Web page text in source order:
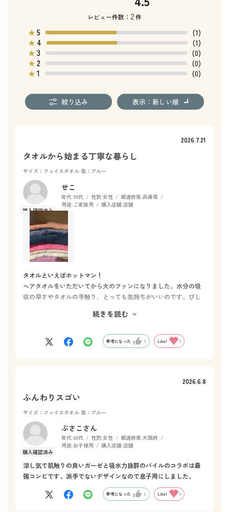
レビュー件数： 2件
★5
(1)
★ 4
(1)
★3
(0)
★2
(0)
★1 (0)
絞り込み 表示：新しい順
2026.7.21
タオルから始まる丁寧な暮らし
サイズ：フェイスタオル 色：ブルー
せこ
年代:50代 性別:女性 都道府県:兵庫県
用途: ご家族用 購入店舗:店舗
タオルといえばホットマン！
ヘアタオルをいただいてから大のファンになりました。水分の吸
収の早さやタオルの手触り、とっても気持ちがいいのです。びし
ますし、フェイスタオルといえどもヘアタオルの代わりにも問題
ンです。年間通して、季節に合わせて限定カラーや1秒タオル以外
にもガーゼが表側のタオルが出たり、行く度に買いたくなりま
続きを読む
参考になった 0 Like! 0
2026.6.8
ふんわりスゴい
サイズ：フェイスタオル 色：ブルー
ぶさこさん
年代:60代 性別:女性 都道府県:大阪府
用途:お子様用 購入店舗:店舗
涼し気で肌触りの良いガーゼと吸水力抜群のパイルのコラボは最
強コンビです。派手でないデザインなので息子用にしました。
参考になった 0 Like! 0